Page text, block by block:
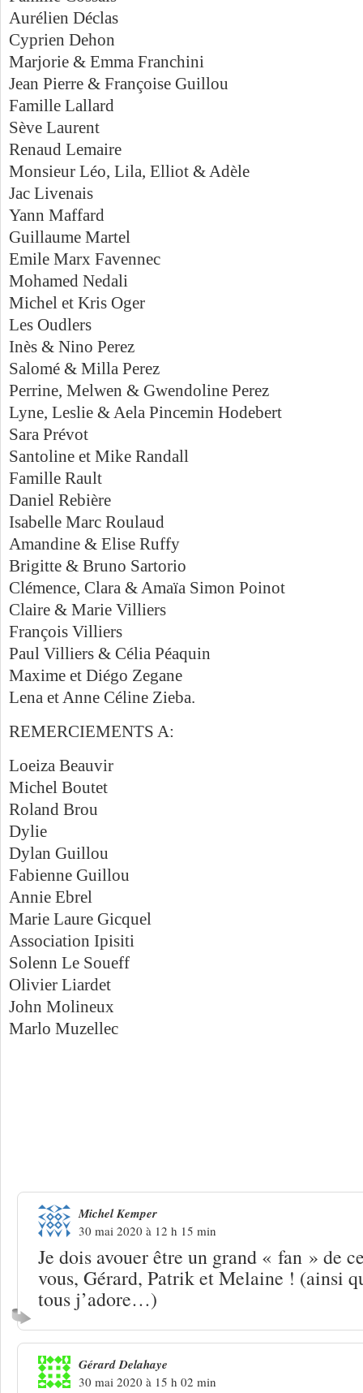
Aurélien Déclas
Cyprien Dehon
Marjorie & Emma Franchini
Jean Pierre & Françoise Guillou
Famille Lallard
Sève Laurent
Renaud Lemaire
Monsieur Léo, Lila, Elliot & Adèle
Jac Livenais
Yann Maffard
Guillaume Martel
Emile Marx Favennec
Mohamed Nedali
Michel et Kris Oger
Les Oudlers
Inès & Nino Perez
Salomé & Milla Perez
Perrine, Melwen & Gwendoline Perez
Lyne, Leslie & Aela Pincemin Hodebert
Sara Prévot
Santoline et Mike Randall
Famille Rault
Daniel Rebière
Isabelle Marc Roulaud
Amandine & Elise Ruffy
Brigitte & Bruno Sartorio
Clémence, Clara & Amaïa Simon Poinot
Claire & Marie Villiers
François Villiers
Paul Villiers & Célia Péaquin
Maxime et Diégo Zegane
Lena et Anne Céline Zieba.
REMERCIEMENTS A:
Loeiza Beauvir
Michel Boutet
Roland Brou
Dylie
Dylan Guillou
Fabienne Guillou
Annie Ebrel
Marie Laure Gicquel
Association Ipisiti
Solenn Le Soueff
Olivier Liardet
John Molineux
Marlo Muzellec
Michel Kemper
30 mai 2020 à 12 h 15 min
Je dois avouer être un grand « fan » de
vous, Gérard, Patrik et Melaine ! (ainsi
tous j’adore…)
Gérard Delahaye
30 mai 2020 à 15 h 02 min